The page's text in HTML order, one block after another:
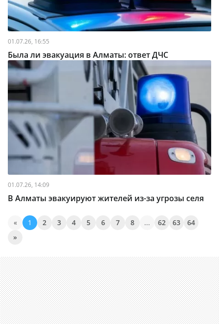
01.07.26, 16:55
Была ли эвакуация в Алматы: ответ ДЧС
01.07.26, 14:09
В Алматы эвакуируют жителей из-за угрозы селя
« 1 2 3 4 5 6 7 8 ... 62 63
64
»